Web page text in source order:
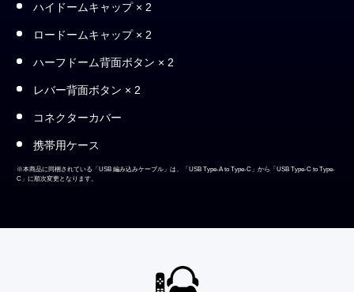
ハイドームキャップ × 2
ロードームキャップ × 2
ハーフドーム背面ボタン × 2
レバー背面ボタン × 2
コネクターカバー
携帯用ケース
※本商品に同梱されている「USB 編み込みケーブル」は、「USB Type-A to Type-C」から「USB Type-C to Type-
C」に順次変更となります。